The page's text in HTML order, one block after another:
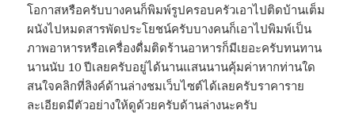
โอกาสหรือครับบางคนก็พิมพ์รูปครอบครัวเอาไปติดบ้านเต็ม
ผนังไปหมดสารพัดประโยชน์ครับบางคนก็เอาไปพิมพ์เป็น
ภาพอาหารหรือเครื่องดื่มติดร้านอาหารก็มีเยอะครับทนทาน
นานนับ 10 ปีเลยครับอยู่ได้นานแสนนานคุ้มค่าหากท่านใด
สนใจคลิกที่ลิงค์ด้านล่างชมเว็บไซต์ได้เลยครับราคาราย
ละเอียดมีตัวอย่างให้ดูด้วยครับด้านล่างนะครับ